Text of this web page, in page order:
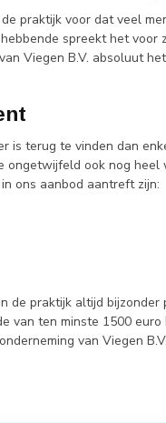
praktijk voor dat veel
spreekt het
Viegen B.V. absoluut
terug te vinden dan
ook nog
ons aanbod aantreft zijn:
praktijk altijd
ten minste 1500
van Viegen B.V.